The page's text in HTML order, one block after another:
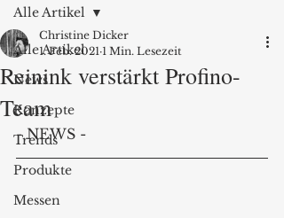
Alle Artikel
News
Konzepte
Trends
Produkte
Messen
Alle Artikel
Reinink verstärkt Profino-
Team
Christine Dicker
1. Feb. 2021 1 Min. Lesezeit
- NEWS -